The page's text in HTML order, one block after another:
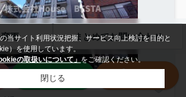
更 まとめてお問い合わせ
LINE
当サイト利用状況把握、サービス向上検討を目的と
）を使用しています。
の取扱いについて」をご確認ください。
閉じる